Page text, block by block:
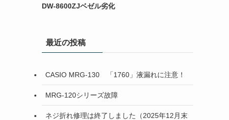
DW-8600ZJベゼル劣化
最近の投稿
CASIO MRG-130 「1760」液漏れに注意！
MRG-120シリーズ故障
ネジ折れ修理は終了しました（2025年12月末